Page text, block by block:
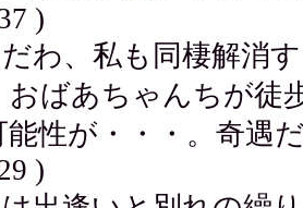
)
わ、私も同棲解消
おばあちゃんちが徒
能性が・・・。奇遇
)